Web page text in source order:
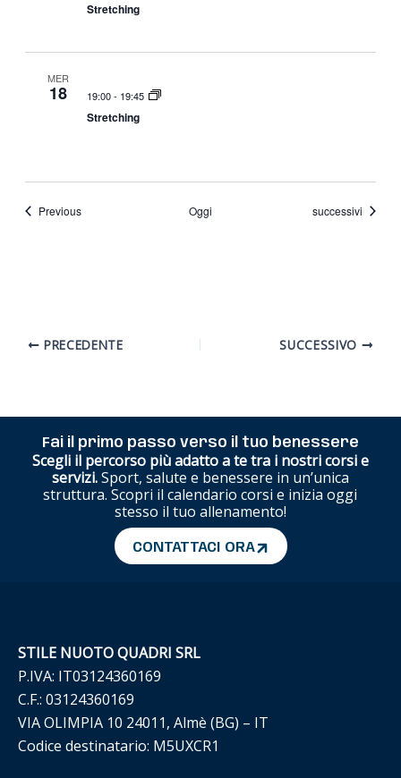
Stretching
MER
18 19:00- 19:45
Stretching
PreviousEventi Oggi Eventi
successivi
PRECEDENTE SUCCESSIVO
Fai il primo passo verso il tuo benessere
Scegli il percorso più adatto a te tra i nostri corsi e
servizi.Sport, salute e benessere in un’unica
struttura. Scopri il calendario corsi e inizia oggi
stesso il tuo allenamento!
CONTATTACI ORA
STILE NUOTO QUADRI SRL
P.IVA: IT03124360169
C.F.: 03124360169
VIA OLIMPIA 10 24011, Almè (BG) – IT
Codice destinatario: M5UXCR1